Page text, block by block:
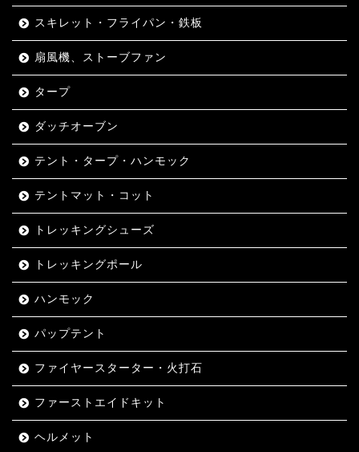
スキレット・フライパン・鉄板
扇風機、ストーブファン
タープ
ダッチオーブン
テント・タープ・ハンモック
テントマット・コット
トレッキングシューズ
トレッキングポール
ハンモック
パップテント
ファイヤースターター・火打石
ファーストエイドキット
ヘルメット